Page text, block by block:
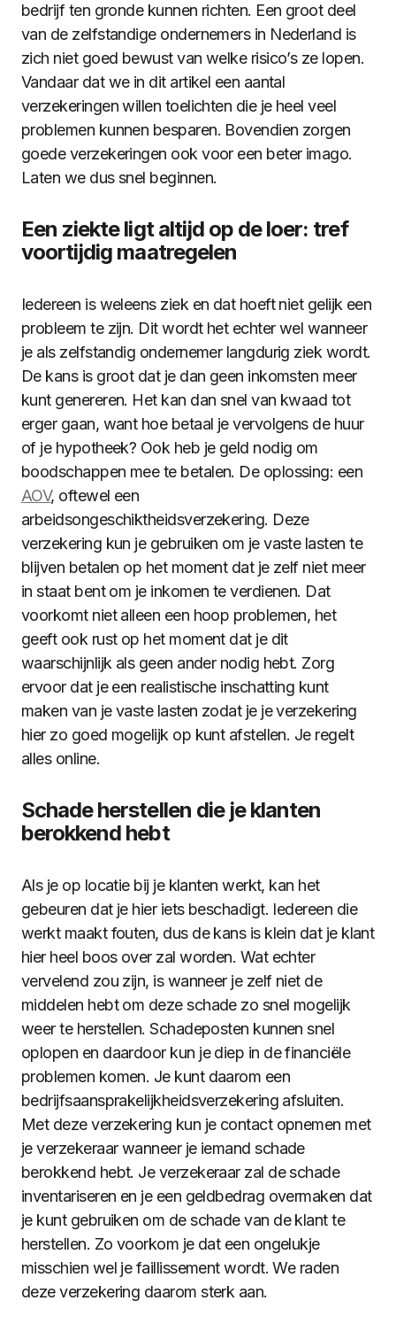
bedrijf ten gronde kunnen richten. Een groot deel
van de zelfstandige ondernemers in Nederland is
zich niet goed bewust van welke risico’s ze lopen.
Vandaar dat we in dit artikel een aantal
verzekeringen willen toelichten die je heel veel
problemen kunnen besparen. Bovendien zorgen
goede verzekeringen ook voor een beter imago.
Laten we dus snel beginnen.
Een ziekte ligt altijd op de loer: tref
voortijdig maatregelen
Iedereen is weleens ziek en dat hoeft niet gelijk een
probleem te zijn. Dit wordt het echter wel wanneer
je als zelfstandig ondernemer langdurig ziek wordt.
De kans is groot dat je dan geen inkomsten meer
kunt genereren. Het kan dan snel van kwaad tot
erger gaan, want hoe betaal je vervolgens de huur
of je hypotheek? Ook heb je geld nodig om
boodschappen mee te betalen. De oplossing: een
AOV, oftewel een
arbeidsongeschiktheidsverzekering. Deze
verzekering kun je gebruiken om je vaste lasten te
blijven betalen op het moment dat je zelf niet meer
in staat bent om je inkomen te verdienen. Dat
voorkomt niet alleen een hoop problemen, het
geeft ook rust op het moment dat je dit
waarschijnlijk als geen ander nodig hebt. Zorg
ervoor dat je een realistische inschatting kunt
maken van je vaste lasten zodat je je verzekering
hier zo goed mogelijk op kunt afstellen. Je regelt
alles online.
Schade herstellen die je klanten
berokkend hebt
Als je op locatie bij je klanten werkt, kan het
gebeuren dat je hier iets beschadigt. Iedereen die
werkt maakt fouten, dus de kans is klein dat je klant
hier heel boos over zal worden. Wat echter
vervelend zou zijn, is wanneer je zelf niet de
middelen hebt om deze schade zo snel mogelijk
weer te herstellen. Schadeposten kunnen snel
oplopen en daardoor kun je diep in de financiële
problemen komen. Je kunt daarom een
bedrijfsaansprakelijkheidsverzekering afsluiten.
Met deze verzekering kun je contact opnemen met
je verzekeraar wanneer je iemand schade
berokkend hebt. Je verzekeraar zal de schade
inventariseren en je een geldbedrag overmaken dat
je kunt gebruiken om de schade van de klant te
herstellen. Zo voorkom je dat een ongelukje
misschien wel je faillissement wordt. We raden
deze verzekering daarom sterk aan.